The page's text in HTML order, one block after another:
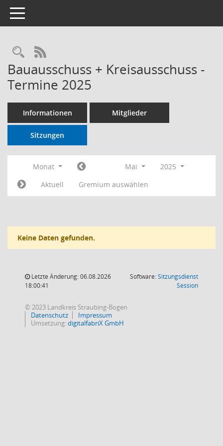
Toggle navigation
RSS-Feed
Bauausschuss + Kreisausschuss -
Termine 2025
Informationen Mitglieder
Sitzungen
Monat Mai
2025
Aktuell
Gremium auswählen
Keine Daten gefunden.
Letzte Änderung: 06.08.2026
18:00:41
Software:Sitzungsdienst
Session(Wird in
© 2023 Landkreis Straubing-Bogen
Datenschutz
Impressum
Umsetzung:digitalfabriX GmbH